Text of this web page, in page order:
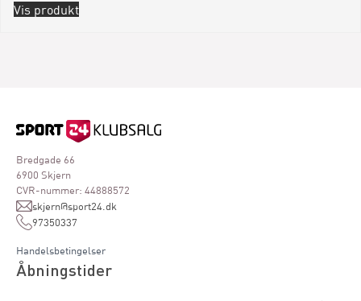
Vis produkt
Bredgade 66
6900 Skjern
CVR-nummer: 44888572
skjern@sport24.dk
97350337
Handelsbetingelser
Åbningstider